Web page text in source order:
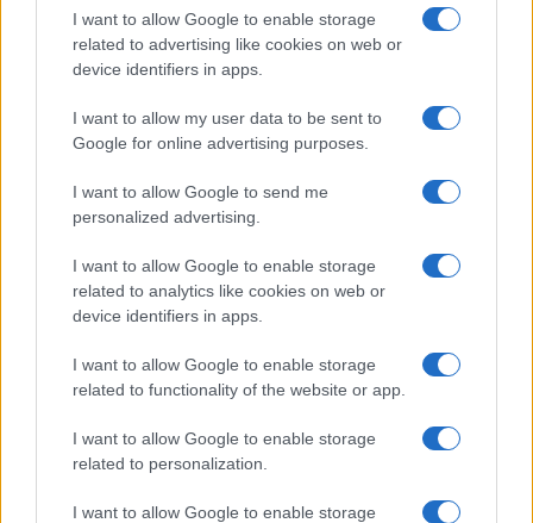
I want to allow Google to enable storage
related to advertising like cookies on web or
device identifiers in apps.
I want to allow my user data to be sent to
Google for online advertising purposes.
I want to allow Google to send me
personalized advertising.
I want to allow Google to enable storage
related to analytics like cookies on web or
device identifiers in apps.
I want to allow Google to enable storage
related to functionality of the website or app.
I want to allow Google to enable storage
related to personalization.
I want to allow Google to enable storage
UI 9 frissítésből – itt a lista az érintett modellekről
iPhone 18 bemutató dátum - ekkor rántja le a leplet az
Az Android rejtett automatizmusai: hat funkció, amely
észrevétlenül könnyíti meg a mindennapokat
Ez a rejtett Samsung funkció teljesen megváltoztatja a
mobilhasználatot – sokan mégsem tudnak róla
Nem biztos, hogy érdemes kivárni az iPhone 18 Prot
A Galaxy S25 is megkaphatja a Galaxy S26 egyik legjobb
Élőképeken a Dark Cherry színű iPhone 18 Pro Max!
utolsó nagy frissítés